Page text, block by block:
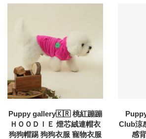
Puppy gallery🇰🇷 桃紅蹦蹦
ＨＯＯＤＩＥ 燈芯絨連帽衣
狗狗帽踢 狗狗衣服 寵物衣服
Club涼
感